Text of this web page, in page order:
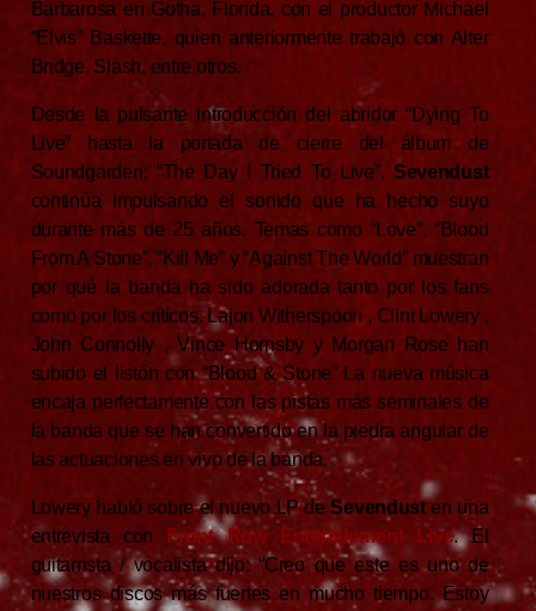
Barbarosa en Gotha, Florida, con el productor Michael
“Elvis” Baskette, quien anteriormente trabajó con Alter
Bridge, Slash, entre otros.
Desde la pulsante introducción del abridor “Dying To
Live” hasta la portada de cierre del álbum de
Soundgarden: “The Day I Tried To Live”, Sevendust
continúa impulsando el sonido que ha hecho suyo
durante más de 25 años. Temas como “Love”, “Blood
From A Stone”, “Kill Me” y “Against The World” muestran
por qué la banda ha sido adorada tanto por los fans
como por los críticos. Lajon Witherspoon , Clint Lowery ,
John Connolly , Vince Hornsby y Morgan Rose han
subido el listón con “Blood & Stone” La nueva música
encaja perfectamente con las pistas más seminales de
la banda que se han convertido en la piedra angular de
las actuaciones en vivo de la banda.
Lowery habló sobre el nuevo LP deSevendusten una
entrevista con
Front Row Entertainment Live. El
guitarrista / vocalista dijo: “Creo que este es uno de
nuestros discos más fuertes en mucho tiempo. Estoy